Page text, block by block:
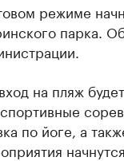
режиме
парка.
на пляж
по йоге, а